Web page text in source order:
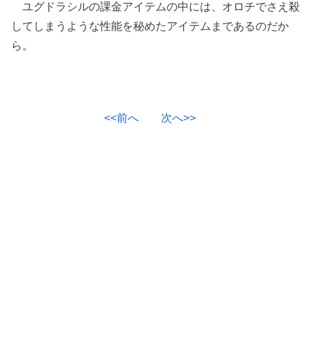
ユグドラシルの課金アイテムの中には、オロチでさえ殺
してしまうような性能を秘めたアイテムまであるのだか
ら。
<<前へ 次へ>>